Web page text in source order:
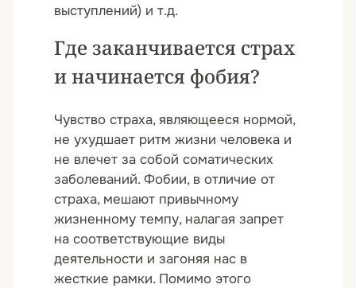
выступлений) и т.д.
Где заканчивается страх
и начинается фобия?
Чувство страха, являющееся нормой,
не ухудшает ритм жизни человека и
не влечет за собой соматических
заболеваний. Фобии, в отличие от
страха, мешают привычному
жизненному темпу, налагая запрет
на соответствующие виды
деятельности и загоняя нас в
жесткие рамки. Помимо этого